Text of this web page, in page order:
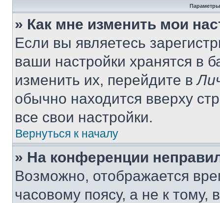
Параметры
» Как мне изменить мои
Если вы являетесь
ваши настройки хранятся в
изменить их, перейдите в
обычно находится вверху
все свои настройки.
Вернуться к началу
» На конференции
Возможно, отображается
часовому поясу, а не к тому,